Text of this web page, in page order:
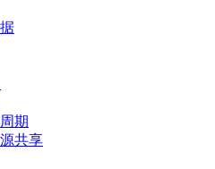
期
共享